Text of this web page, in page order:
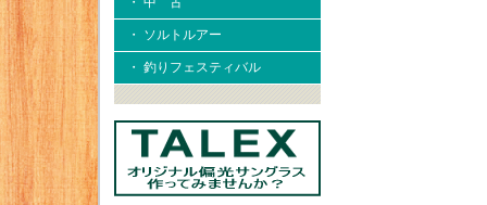
・ ソルトルアー
・ 釣りフェスティバル